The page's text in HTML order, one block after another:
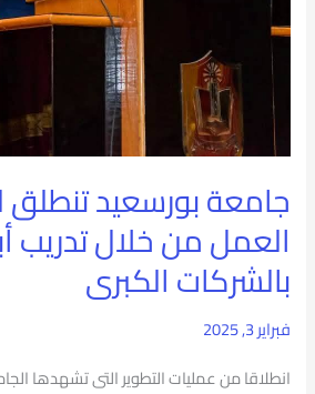
جامعة بورسعيد
العمل من خلال تدريب
بالشركات الكبرى
فبراير 3, 2025
انطلاقا من عمليات التطوير التى تشهدها
تدريب
بالشركات
الكبرى